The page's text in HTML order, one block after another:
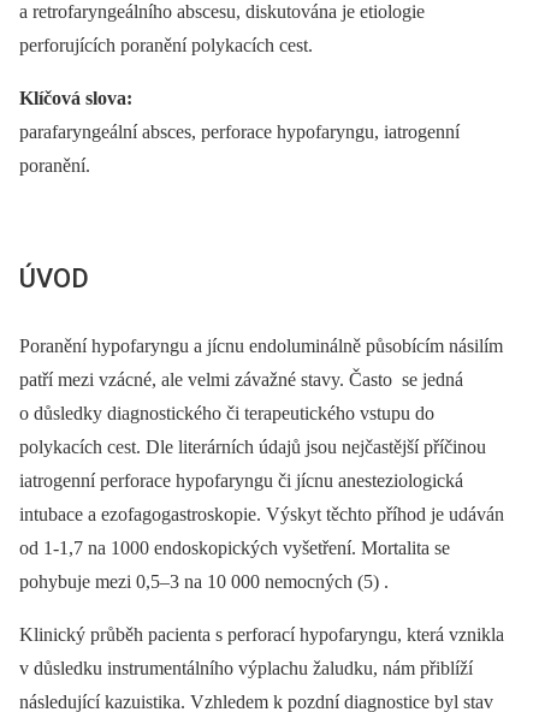
a retrofaryngeálního abscesu, diskutována je etiologie
perforujících poranění polykacích cest.
Klíčová slova:
parafaryngeální absces, perforace hypofaryngu, iatrogenní
poranění.
ÚVOD
Poranění hypofaryngu a jícnu endoluminálně působícím násilím
patří mezi vzácné, ale velmi závažné stavy. Často se jedná
o důsledky diagnostického či terapeutického vstupu do
polykacích cest. Dle literárních údajů jsou nejčastější příčinou
iatrogenní perforace hypofaryngu či jícnu anesteziologická
intubace a ezofagogastroskopie. Výskyt těchto příhod je udáván
od 1-1,7 na 1000 endoskopických vyšetření. Mortalita se
pohybuje mezi 0,5–3 na 10 000 nemocných (5) .
Klinický průběh pacienta s perforací hypofaryngu, která vznikla
v důsledku instrumentálního výplachu žaludku, nám přiblíží
následující kazuistika. Vzhledem k pozdní diagnostice byl stav